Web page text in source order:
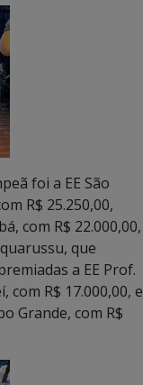
foi a EE São
R$ 25.250,00,
com R$ 22.000,00,
que
a EE Prof.
com R$ 17.000,00, e
Grande, com R$